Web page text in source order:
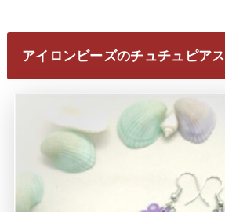
アイロンビーズのチュチュピアス